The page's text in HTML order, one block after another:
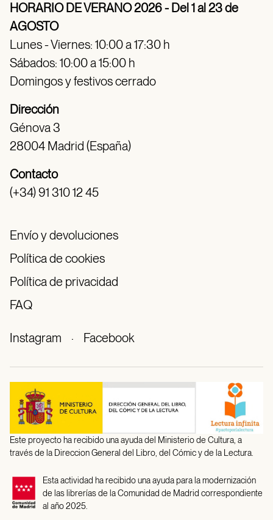
HORARIO DE VERANO 2026 - Del 1 al 23 de
AGOSTO
Lunes - Viernes: 10:00 a 17:30 h
Sábados: 10:00 a 15:00 h
Domingos y festivos cerrado
Dirección
Génova 3
28004 Madrid (España)
Contacto
(+34) 91 310 12 45
Envío y devoluciones
Política de cookies
Política de privacidad
FAQ
Instagram · Facebook
Este proyecto ha recibido una ayuda del Ministerio de Cultura, a
través de la Direccion General del Libro, del Cómic y de la Lectura.
Esta actividad ha recibido una ayuda para la modernización
de las librerías de la Comunidad de Madrid correspondiente
al año 2025.